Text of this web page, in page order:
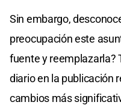
Sin embargo,
preocupación este
fuente y reemplazarla?
diario en la publicación
cambios más